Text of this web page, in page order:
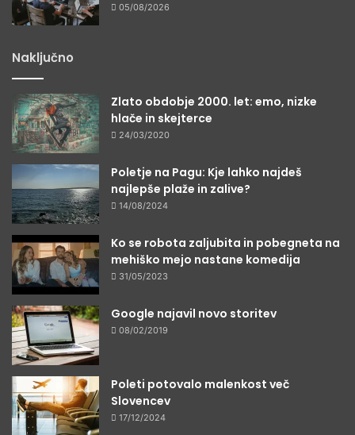
05/08/2026
Naključno
Zlato obdobje 2000. let: emo, nizke
hlače in skejterce
24/03/2020
Poletje na Pagu: Kje lahko najdeš
najlepše plaže in zalive?
14/08/2024
Ko se robota zaljubita in pobegneta na
mehiško mejo nastane komedija
31/05/2023
Google najavil novo storitev
08/02/2019
Poleti potovalo malenkost več
Slovencev
17/12/2024